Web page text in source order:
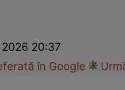
20:37
în Google